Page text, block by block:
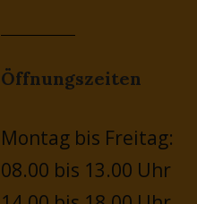
Öffnungszeiten
Montag bis Freitag:
08.00 bis 13.00 Uhr